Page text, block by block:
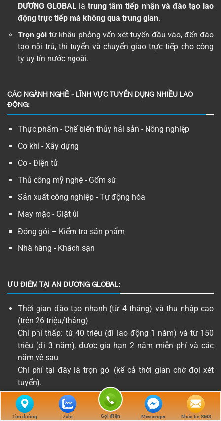
DƯƠNG GLOBALlàtrung tâm tiếp nhận và đào tạo lao
động trực tiếp mà không qua trung gian.
Trọn gói từ khâu phỏng vấn xét tuyển đầu vào, đến đào
tạo nội trú, thi tuyển và chuyển giao trực tiếp cho công
ty uy tín nước ngoài.
CÁC NGÀNH NGHỀ - LĨNH VỰC TUYỂN DỤNG NHIỀU LAO
ĐỘNG:
Thực phẩm - Chế biến thủy hải sản - Nông nghiệp
Cơ khí - Xây dựng
Cơ - Điện tử
Thủ công mỹ nghệ - Gốm sứ
Sản xuất công nghiệp - Tự động hóa
May mặc - Giặt ủi
Đóng gói – Kiểm tra sản phẩm
Nhà hàng - Khách sạn
ƯU ĐIỂM TẠI AN DƯƠNG GLOBAL:
Thời gian đào tạo nhanh (từ 4 tháng) và thu nhập cao
(trên 26 triệu/tháng)
Chi phí thấp: từ 40 triệu (đi lao động 1 năm) và từ 150
triệu (đi 3 năm), được gia hạn 2 năm miễn phí và các
năm về sau
Chi phí tại đây là trọn gói (kể cả thời gian chờ đợi xét
tuyển).
Vệ sinh & dinh dưỡng đảm bảo: không dùng thức ăn
đông lạnh, có khu nhà bếp và nhà ăn riêng biệt
Tìm đường Zalo Gọi điện Messenger Nhắn tin SMS